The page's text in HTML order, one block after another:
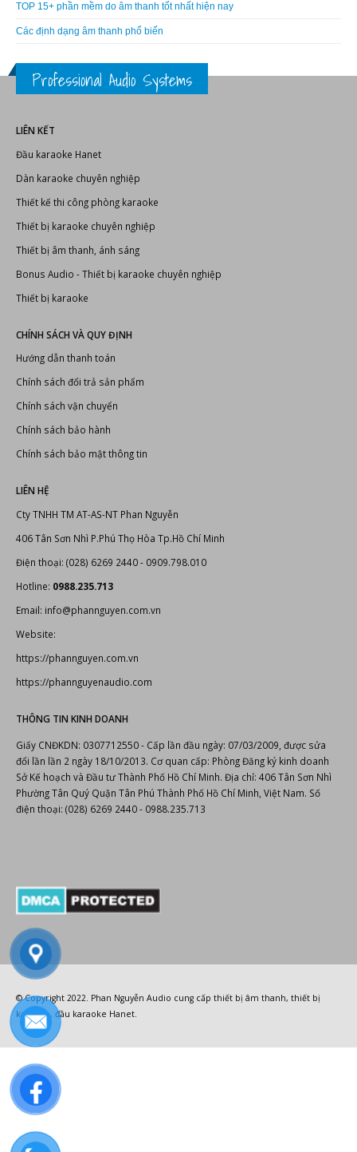
TOP 15+ phần mềm do âm thanh tốt nhất hiện nay
Các định dạng âm thanh phổ biến
Professional Audio Systems
LIÊN KẾT
Đầu karaoke Hanet
Dàn karaoke chuyên nghiệp
Thiết kế thi công phòng karaoke
Thiết bị karaoke chuyên nghiệp
Thiết bị âm thanh, ánh sáng
Bonus Audio -Thiết bị karaoke chuyên nghiệp
Thiết bị karaoke
CHÍNH SÁCH VÀ QUY ĐỊNH
Hướng dẫn thanh toán
Chính sách đổi trả sản phẩm
Chính sách vận chuyển
Chính sách bảo hành
Chính sách bảo mật thông tin
LIÊN HỆ
Cty TNHH TM AT-AS-NT Phan Nguyễn
406 Tân Sơn Nhì P.Phú Thọ Hòa Tp.Hồ Chí Minh
Điện thoại: (028) 6269 2440 - 0909.798.010
Hotline: 0988.235.713
Email: info@phannguyen.com.vn
Website:
https://phannguyen.com.vn
https://phannguyenaudio.com
THÔNG TIN KINH DOANH
Giấy CNĐKDN: 0307712550 - Cấp lần đầu ngày: 07/03/2009, được sửa
đổi lần lần 2 ngày 18/10/2013. Cơ quan cấp: Phòng Đăng ký kinh doanh
Sở Kế hoạch và Đầu tư Thành Phố Hồ Chí Minh. Địa chỉ: 406 Tân Sơn Nhì
Phường Tân Quý Quận Tân Phú Thành Phố Hồ Chí Minh, Việt Nam. Số
điện thoại: (028) 6269 2440 - 0988.235.713
© Copyright 2022. Phan Nguyễn Audio cung cấp thiết bị âm thanh, thiết bị
karaoke, đầu karaoke Hanet.